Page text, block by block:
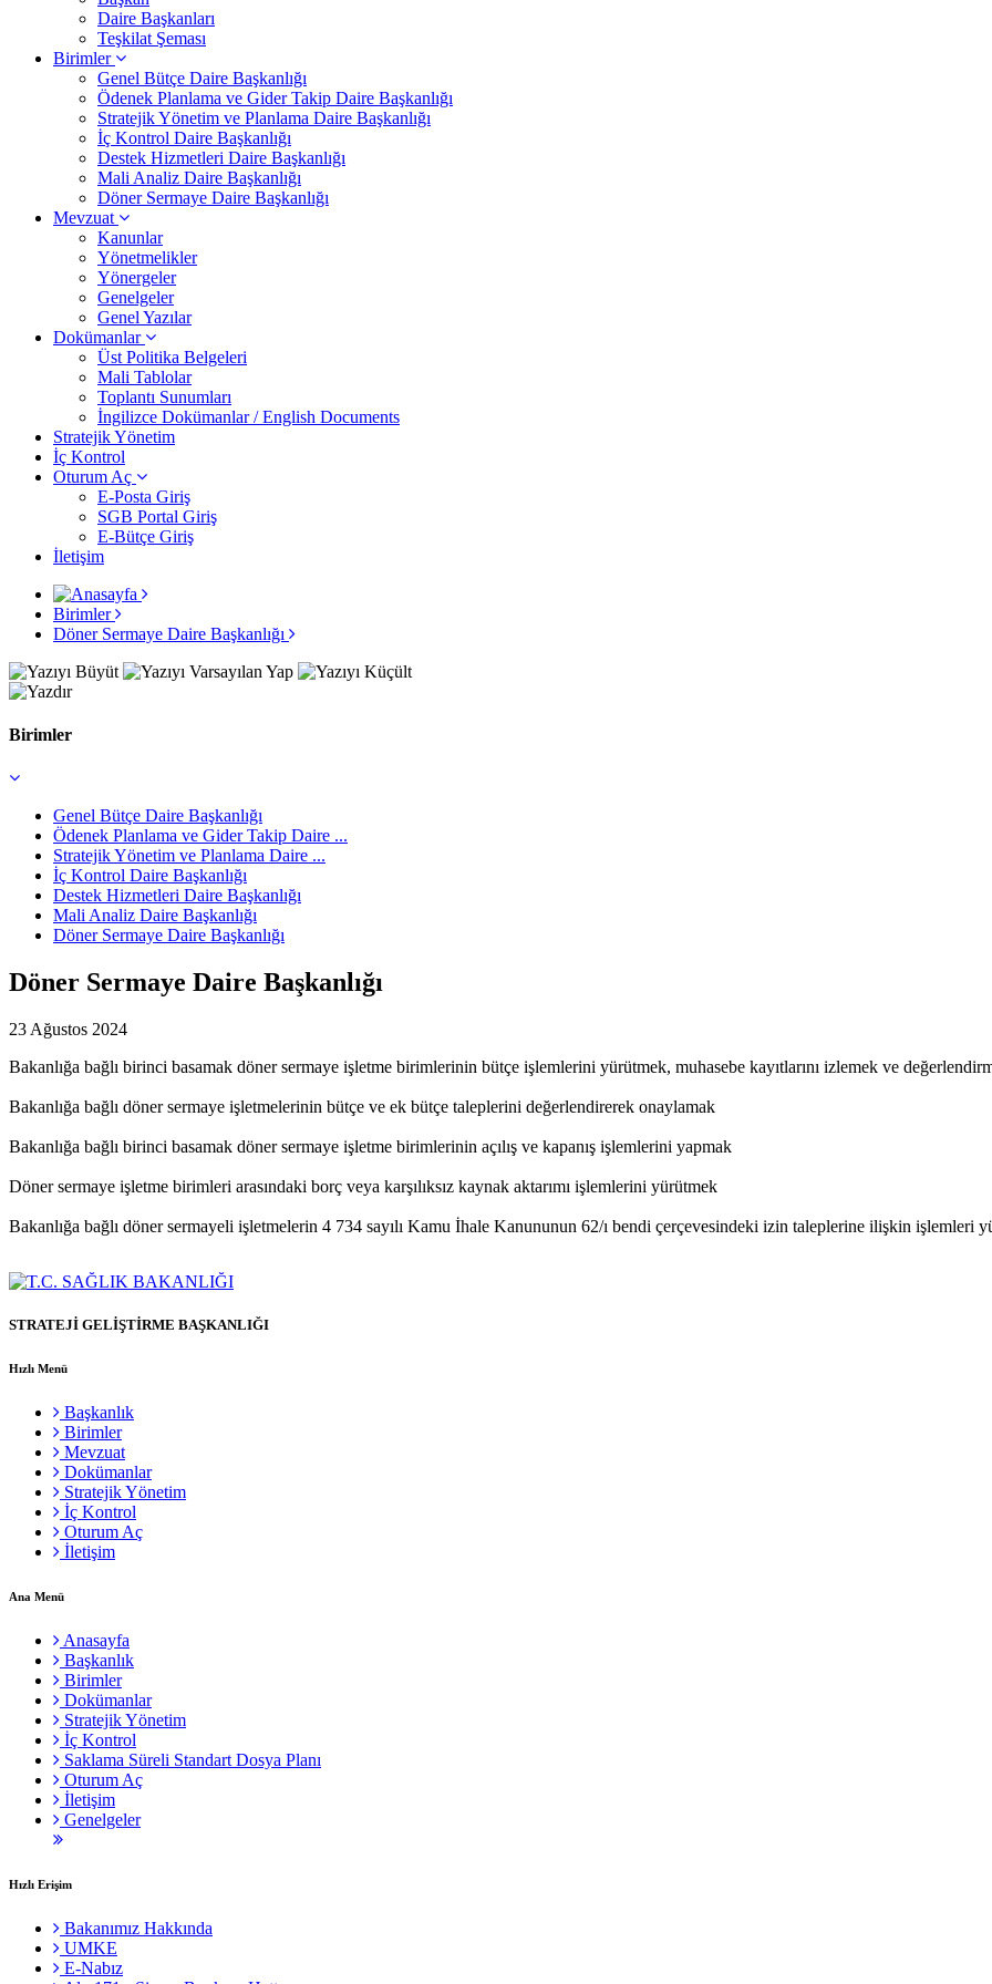
Daire Başkanları
Teşkilat Şeması
Birimler
Genel Bütçe Daire Başkanlığı
Ödenek Planlama ve Gider Takip Daire Başkanlığı
Stratejik Yönetim ve Planlama Daire Başkanlığı
İç Kontrol Daire Başkanlığı
Destek Hizmetleri Daire Başkanlığı
Mali Analiz Daire Başkanlığı
Döner Sermaye Daire Başkanlığı
Mevzuat
Kanunlar
Yönetmelikler
Yönergeler
Genelgeler
Genel Yazılar
Dokümanlar
Üst Politika Belgeleri
Mali Tablolar
Toplantı Sunumları
İngilizce Dokümanlar / English Documents
Stratejik Yönetim
İç Kontrol
Oturum Aç
E-Posta Giriş
SGB Portal Giriş
E-Bütçe Giriş
İletişim
Birimler
Döner Sermaye Daire Başkanlığı
Birimler
Genel Bütçe Daire Başkanlığı
Ödenek Planlama ve Gider Takip Daire ...
Stratejik Yönetim ve Planlama Daire ...
İç Kontrol Daire Başkanlığı
Destek Hizmetleri Daire Başkanlığı
Mali Analiz Daire Başkanlığı
Döner Sermaye Daire Başkanlığı
Döner Sermaye Daire Başkanlığı
23 Ağustos 2024
Bakanlığa bağlı birinci basamak döner sermaye işletme birimlerinin bütçe işlemlerini yürütmek, muhasebe kayıtlarını izlemek ve
Bakanlığa bağlı döner sermaye işletmelerinin bütçe ve ek bütçe taleplerini değerlendirerek onaylamak
Bakanlığa bağlı birinci basamak döner sermaye işletme birimlerinin açılış ve kapanış işlemlerini yapmak
Döner sermaye işletme birimleri arasındaki borç veya karşılıksız kaynak aktarımı işlemlerini yürütmek
Bakanlığa bağlı döner sermayeli işletmelerin 4 734 sayılı Kamu İhale Kanununun 62/ı bendi çerçevesindeki izin taleplerine ilişkin işlemleri
STRATEJİ GELİŞTİRME BAŞKANLIĞI
Hızlı Menü
Başkanlık
Birimler
Mevzuat
Dokümanlar
Stratejik Yönetim
İç Kontrol
Oturum Aç
İletişim
Ana Menü
Anasayfa
Başkanlık
Birimler
Dokümanlar
Stratejik Yönetim
İç Kontrol
Saklama Süreli Standart Dosya Planı
Oturum Aç
İletişim
Genelgeler
Hızlı Erişim
Bakanımız Hakkında
UMKE
E-Nabız